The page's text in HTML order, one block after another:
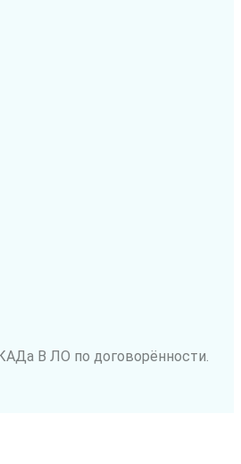
В ЛО по договорённости.